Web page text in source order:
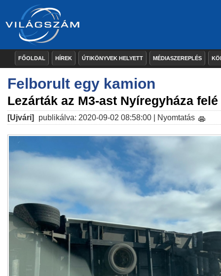
FŐOLDAL HÍREK ÚTIKÖNYVEK HELYETT MÉDIASZEREPLÉS
Felborult egy kamion
Lezárták az M3-ast Nyíregyháza felé
[Ujvári] publikálva: 2020-09-02 08:58:00 | Nyomtatás